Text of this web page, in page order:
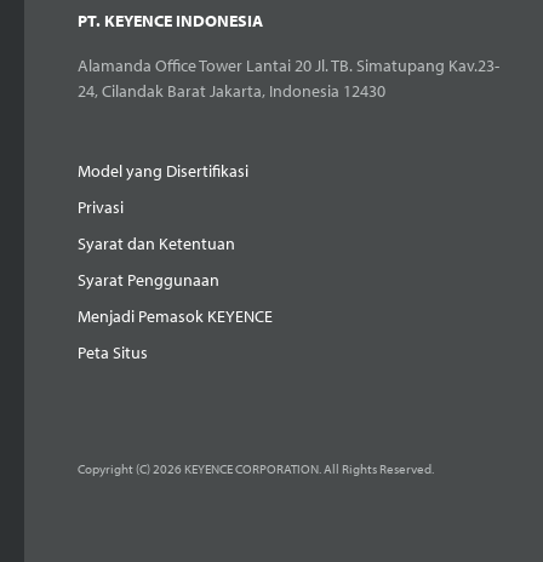
PT. KEYENCE INDONESIA
Alamanda Office Tower Lantai 20 Jl. TB. Simatupang Kav.23-
24, Cilandak Barat Jakarta, Indonesia 12430
Model yang Disertifikasi
Privasi
Syarat dan Ketentuan
Syarat Penggunaan
Menjadi Pemasok KEYENCE
Peta Situs
Copyright (C) 2026 KEYENCE CORPORATION. All Rights Reserved.